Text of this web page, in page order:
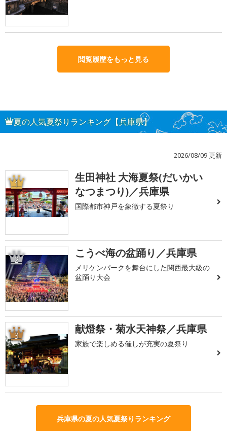
閲覧履歴をもっと見る
夏の人気夏祭りランキング【兵庫県】
2026/08/09 更新
1
生田神社 大海夏祭(だいかい
なつまつり)／兵庫県
国際都市神戸を象徴する夏祭り
2 こうべ海の盆踊り／兵庫県
メリケンパークを舞台にした関西最大級の
盆踊り大会
3 献燈祭・菊水天神祭／兵庫県
家族で楽しめる催しが充実の夏祭り
兵庫県の夏の人気夏祭りランキング